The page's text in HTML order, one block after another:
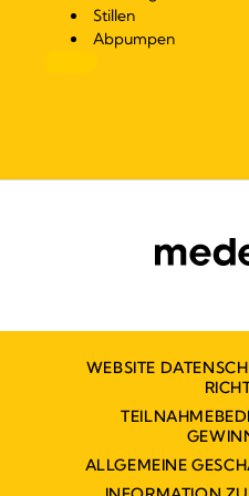
Stillen
Abpumpen
WEBSITE
ALLGEMEINE